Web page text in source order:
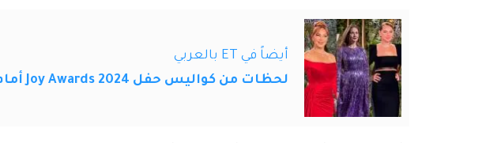
أيضاً في ET بالعربي
لحظات من كواليس حفل Joy Awards 2024 أمام كاميرا ET